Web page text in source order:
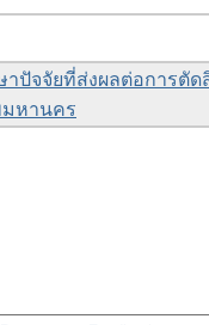
าปัจจัยที่ส่งผลต่อการตั
มหานคร